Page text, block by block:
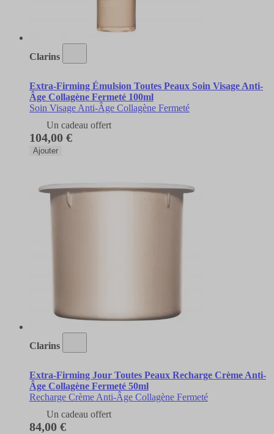
Clarins
Extra-Firming Émulsion Toutes Peaux Soin Visage Anti-
Âge Collagène Fermeté 100ml
Soin Visage Anti-Âge Collagène Fermeté
Un cadeau offert
104,00 €
Ajouter
Clarins
Extra-Firming Jour Toutes Peaux Recharge Crème Anti-
Âge Collagène Fermeté 50ml
Recharge Crème Anti-Âge Collagène Fermeté
Un cadeau offert
84,00 €